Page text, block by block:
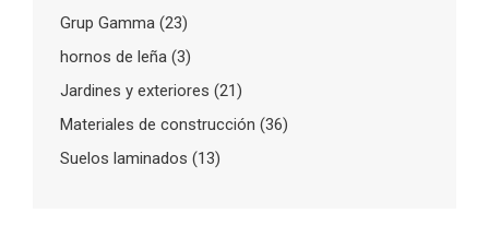
Grup Gamma (23)
hornos de leña (3)
Jardines y exteriores (21)
Materiales de construcción (36)
Suelos laminados (13)